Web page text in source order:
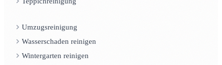
Umzugsreinigung
Wasserschaden reinigen
Wintergarten reinigen